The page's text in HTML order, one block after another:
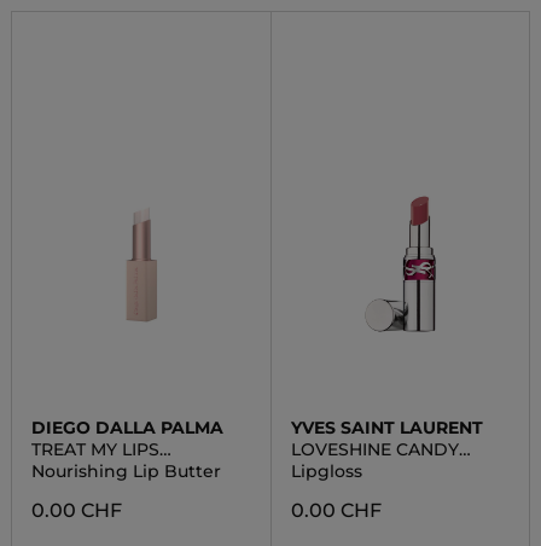
DIEGO DALLA PALMA
TREAT MY LIPS
NOURISHING LIP BUTTER
Nourishing Lip Butter
0.00 CHF
YVES SAINT LAURENT
LOVESHINE CANDY
GLAZE
Lipgloss
0.00 CHF